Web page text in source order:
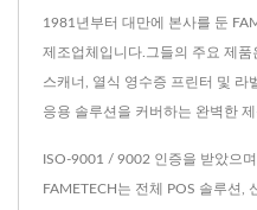
1981년부터 대만에 본사를 둔
제조업체입니다.그들의 주요 제품
스캐너, 열식 영수증 프린터 및 라
응용 솔루션을 커버하는 완벽한
ISO-9001 / 9002 인증을 받았으
FAMETECH는 전체 POS 솔루션,